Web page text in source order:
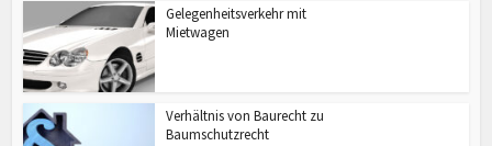
Gelegenheitsverkehr mit
Mietwagen
Verhältnis von Baurecht zu
Baumschutzrecht